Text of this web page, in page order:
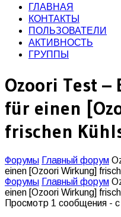
ГЛАВНАЯ
КОНТАКТЫ
ПОЛЬЗОВАТЕЛИ
АКТИВНОСТЬ
ГРУППЫ
Ozoori Test –
für einen
frischen
Форумы Главный форум
einen [Ozoori Wirkung]
Форумы Главный форум
einen [Ozoori Wirkung]
Просмотр 1 сообщения - с